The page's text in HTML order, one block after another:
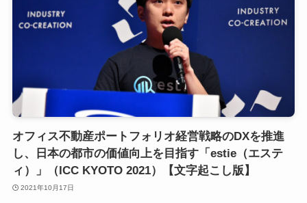
オフィス不動産ポートフォリオ経営戦略のDXを推進
し、日本の都市の価値向上を目指す「estie（エステ
ィ）」（ICC KYOTO 2021）【文字起こし版】
2021年10月17日